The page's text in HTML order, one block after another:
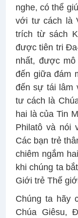
nghe, có thể
với tư cách là
trích từ sách
được tiên tri
nhất, được
đến giữa đám
đến sự tái lâm
tư cách là
hai là của Tin
Philatô và nói
Các bạn trẻ
chiêm ngắm
khi chúng ta
Giới trẻ Thế
Chúng ta hãy
Chúa Giêsu,